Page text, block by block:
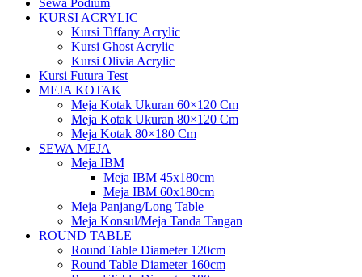
Sewa Podium
KURSI ACRYLIC
Kursi Tiffany Acrylic
Kursi Ghost Acrylic
Kursi Olivia Acrylic
Kursi Futura Test
MEJA KOTAK
Meja Kotak Ukuran 60×120 Cm
Meja Kotak Ukuran 80×120 Cm
Meja Kotak 80×180 Cm
SEWA MEJA
Meja IBM
Meja IBM 45x180cm
Meja IBM 60x180cm
Meja Panjang/Long Table
Meja Konsul/Meja Tanda Tangan
ROUND TABLE
Round Table Diameter 120cm
Round Table Diameter 160cm